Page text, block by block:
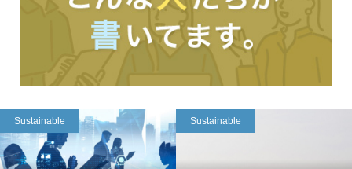
Sustainable Sustainable